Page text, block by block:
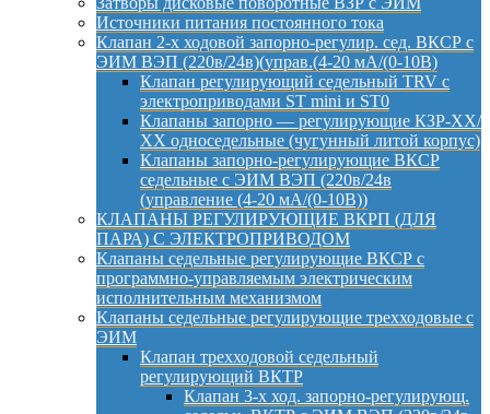
Источники питания постоянного тока
Клапан 2-х ходовой запорно-регулир. сед. ВКСР с
ЭИМ ВЭП (220в/24в)(управ.(4-20 мА/(0-10В)
Клапан регулирующий седельный TRV с
электроприводами ST mini и ST0
Клапаны запорно — регулирующие КЗР-ХХ/
ХХ односедельные (чугунный литой корпус)
Клапаны запорно-регулирующие ВКСР
седельные с ЭИМ ВЭП (220в/24в
(управление (4-20 мА/(0-10В))
КЛАПАНЫ РЕГУЛИРУЮЩИЕ ВКРП (ДЛЯ
ПАРА) С ЭЛЕКТРОПРИВОДОМ
Клапаны седельные регулирующие ВКСР с
программно-управляемым электрическим
исполнительным механизмом
Клапаны седельные регулирующие трехходовые с
ЭИМ
Клапан трехходовой седельный
регулирующий ВКТР
Клапан 3-х ход. запорно-регулирующ.